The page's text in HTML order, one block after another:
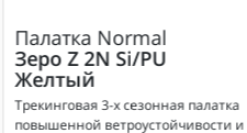
Палатка Normal
Зеро Z 2N Si/PU
Желтый
Трекинговая 3-х сезонная палатка
повышенной ветроустойчивости и